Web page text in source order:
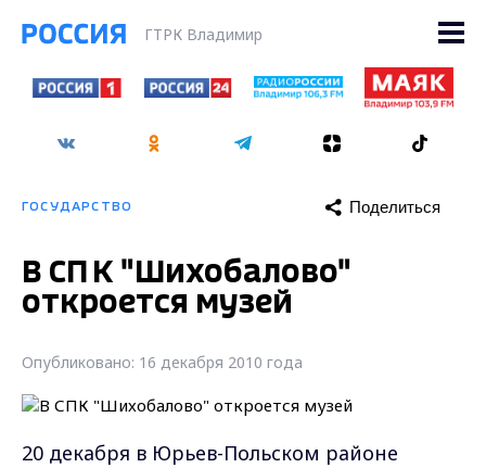
ГТРК Владимир
ГОСУДАРСТВО Поделиться
В СПК "Шихобалово"
откроется музей
Опубликовано: 16 декабря 2010 года
20 декабря в Юрьев-Польском районе